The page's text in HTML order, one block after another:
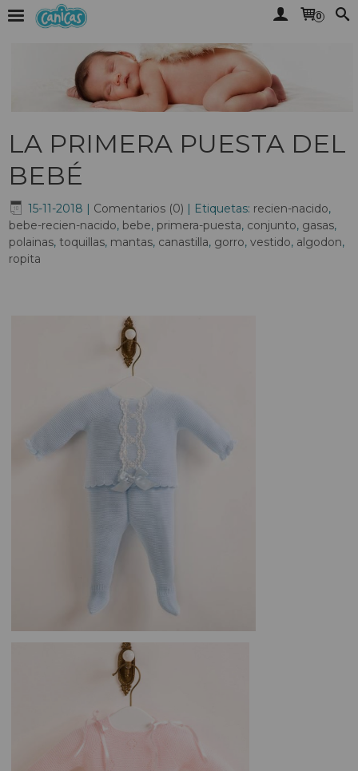
0
LA PRIMERA PUESTA DEL
BEBÉ
15-11-2018 | Comentarios (0) | Etiquetas: recien-nacido,
bebe-recien-nacido, bebe, primera-puesta, conjunto, gasas,
polainas, toquillas, mantas, canastilla, gorro, vestido, algodon,
ropita